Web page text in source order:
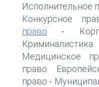
Исполнительное
Конкурсное
право -
Криминалистика
Медицинское
право.
право -